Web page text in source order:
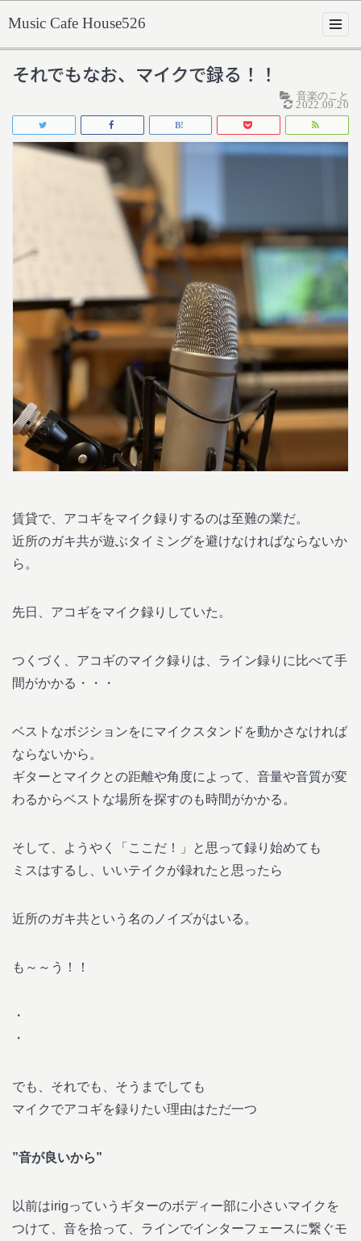
Music Cafe House526
それでもなお、マイクで録る！！
音楽のこと
2022.09.20
賃貸で、アコギをマイク録りするのは至難の業だ。
近所のガキ共が遊ぶタイミングを避けなければならないか
ら。
先日、アコギをマイク録りしていた。
つくづく、アコギのマイク録りは、ライン録りに比べて手
間がかかる・・・
ベストなボジションをにマイクスタンドを動かさなければ
ならないから。
ギターとマイクとの距離や角度によって、音量や音質が変
わるからベストな場所を探すのも時間がかかる。
そして、ようやく「ここだ！」と思って録り始めても
ミスはするし、いいテイクが録れたと思ったら
近所のガキ共という名のノイズがはいる。
も～～う！！
・
・
でも、それでも、そうまでしても
マイクでアコギを録りたい理由はただ一つ
”音が良いから”
以前はirigっていうギターのボディー部に小さいマイクを
つけて、音を拾って、ラインでインターフェースに繋ぐモ